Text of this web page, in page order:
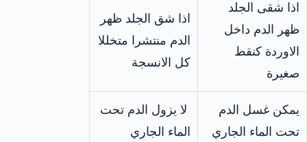
اذا شقى الجلد
ظهر الدم داخل
الاوردة كنقط
صغيرة
اذا شق الجلد ظهر
الدم منتشرا متخللا
كل الانسجة
يمكن غسل الدم
تحت الماء الجاري
لا يزول الدم تحت
الماء الجاري